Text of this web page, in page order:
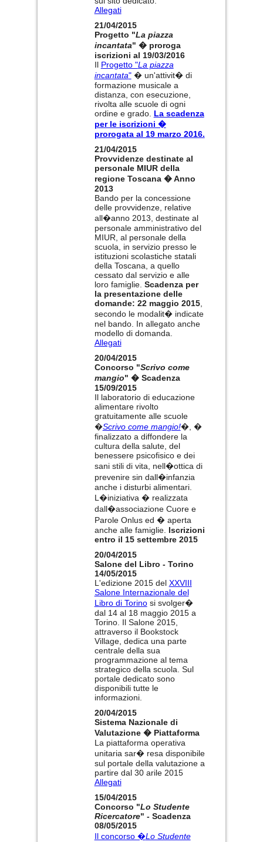
Allegati
21/04/2015
Progetto "La piazza
incantata" � proroga
iscrizioni al 19/03/2016
Il Progetto "La piazza
incantata"� un'attivit� di
formazione musicale a
distanza, con esecuzione,
rivolta alle scuole di ogni
ordine e grado. La scadenza
per le iscrizioni �
prorogata al 19 marzo 2016.
21/04/2015
Provvidenze destinate al
personale MIUR della
regione Toscana � Anno
2013
Bando per la concessione
delle provvidenze, relative
all�anno 2013, destinate al
personale amministrativo del
MIUR, al personale della
scuola, in servizio presso le
istituzioni scolastiche statali
della Toscana, a quello
cessato dal servizio e alle
loro famiglie. Scadenza per
la presentazione delle
domande: 22 maggio 2015,
secondo le modalit� indicate
nel bando. In allegato anche
modello di domanda.
Allegati
20/04/2015
Concorso "Scrivo come
mangio" � Scadenza
15/09/2015
Il laboratorio di educazione
alimentare rivolto
gratuitamente alle scuole
�Scrivo come mangio!�, �
finalizzato a diffondere la
cultura della salute, del
benessere psicofisico e dei
sani stili di vita, nell�ottica di
prevenire sin dall�infanzia
anche i disturbi alimentari.
L�iniziativa � realizzata
dall�associazione Cuore e
Parole Onlus ed � aperta
anche alle famiglie. Iscrizioni
entro il 15 settembre 2015
20/04/2015
Salone del Libro - Torino
14/05/2015
L'edizione 2015 del XXVIII
Salone Internazionale del
Libro di Torinosi svolger�
dal 14 al 18 maggio 2015 a
Torino. Il Salone 2015,
attraverso il Bookstock
Village, dedica una parte
centrale della sua
programmazione al tema
strategico della scuola. Sul
portale dedicato sono
disponibili tutte le
informazioni.
20/04/2015
Sistema Nazionale di
Valutazione � Piattaforma
La piattaforma operativa
unitaria sar� resa disponibile
sul portale della valutazione a
partire dal 30 arile 2015
Allegati
15/04/2015
Concorso "Lo Studente
Ricercatore" - Scadenza
08/05/2015
Il concorso �Lo Studente